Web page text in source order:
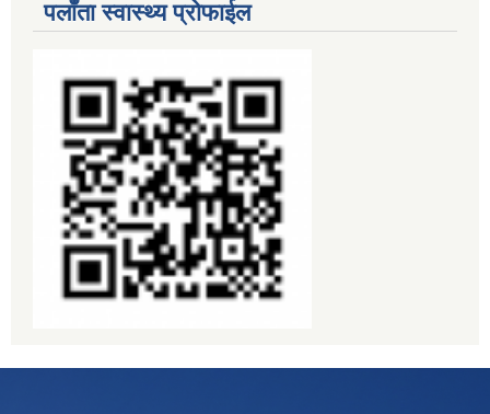
पलाँता स्वास्थ्य प्रोफाईल